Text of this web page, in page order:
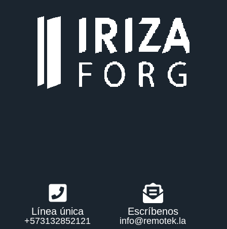
Línea única
+573132852121
Escríbenos
info@remotek.la